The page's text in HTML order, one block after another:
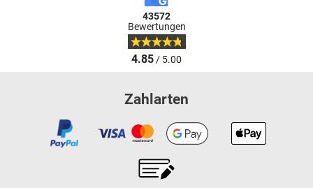
43572
Bewertungen
4.85/ 5.00
Zahlarten